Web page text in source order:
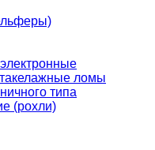
ломы
типа
(рохли)